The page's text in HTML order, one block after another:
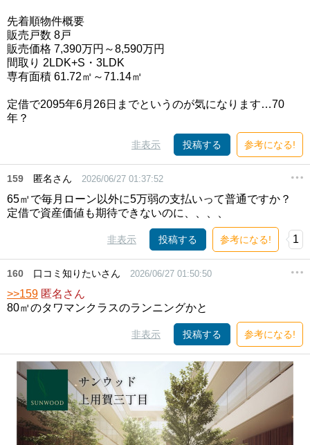
先着順物件概要
販売戸数 8戸
販売価格 7,390万円～8,590万円
間取り 2LDK+S・3LDK
専有面積 61.72㎡～71.14㎡
定借で2095年6月26日までというのが気になります…70
年？
非表示 投稿する 参考になる!
159 匿名さん 2026/06/27 01:37:52
65㎡で毎月ローン以外に5万弱の支払いって普通ですか？
定借で資産価値も期待できないのに、、、、
非表示 投稿する 参考になる! 1
160 口コミ知りたいさん 2026/06/27 01:50:50
>>159 匿名さん
80㎡のタワマンクラスのランニングかと
非表示 投稿する 参考になる!